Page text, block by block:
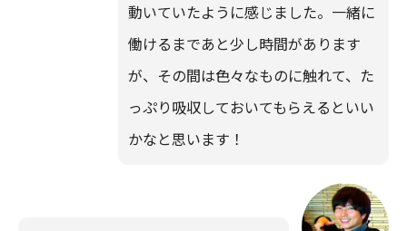
動いていたように感じました。一緒に
働けるまであと少し時間があります
が、その間は色々なものに触れて、た
っぷり吸収しておいてもらえるといい
かなと思います！